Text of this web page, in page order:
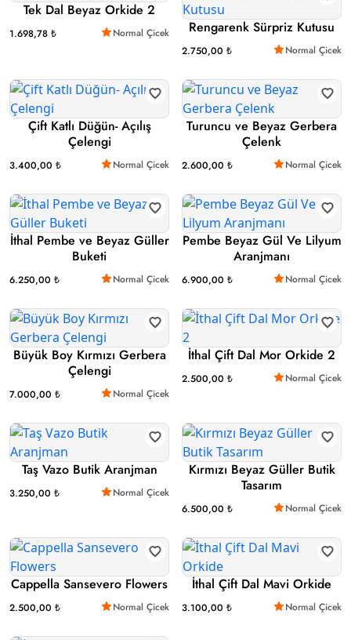
Tek Dal Beyaz Orkide 2
1.698,78 ₺ Normal Çicek Rengarenk Sürpriz Kutusu
2.750,00 ₺ Normal Çicek
Çift Katlı Düğün- Açılış
Çelengi
3.400,00 ₺ Normal Çicek
Turuncu ve Beyaz Gerbera
Çelenk
2.600,00 ₺ Normal Çicek
İthal Pembe ve Beyaz Güller
Buketi
6.250,00 ₺ Normal Çicek
Pembe Beyaz Gül Ve Lilyum
Aranjmanı
6.900,00 ₺ Normal Çicek
Büyük Boy Kırmızı Gerbera
Çelengi
7.000,00 ₺ Normal Çicek
İthal Çift Dal Mor Orkide 2
2.500,00 ₺ Normal Çicek
Taş Vazo Butik Aranjman
3.250,00 ₺ Normal Çicek
Kırmızı Beyaz Güller Butik
Tasarım
6.500,00 ₺ Normal Çicek
Cappella Sansevero Flowers
2.500,00 ₺ Normal Çicek
İthal Çift Dal Mavi Orkide
3.100,00 ₺ Normal Çicek